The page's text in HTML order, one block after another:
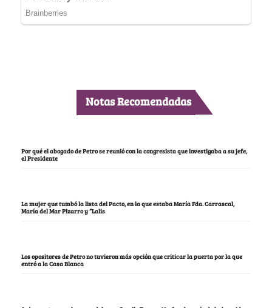
Notas Recomendadas
Por qué el abogado de Petro se reunió con la congresista que investigaba a su jefe,
el Presidente
La mujer que tumbó la lista del Pacto, en la que estaba María Fda. Carrascal,
María del Mar Pizarro y “Lalis
Los opositores de Petro no tuvieron más opción que criticar la puerta por la que
entró a la Casa Blanca